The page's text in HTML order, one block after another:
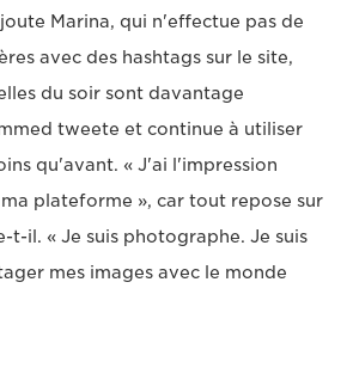
Marina, qui n'effectue pas de
avec des hashtags sur le site,
du soir sont davantage
tweete et continue à utiliser
qu'avant. « J'ai l'impression
plateforme », car tout repose sur
t-il. « Je suis photographe. Je suis
mes images avec le monde